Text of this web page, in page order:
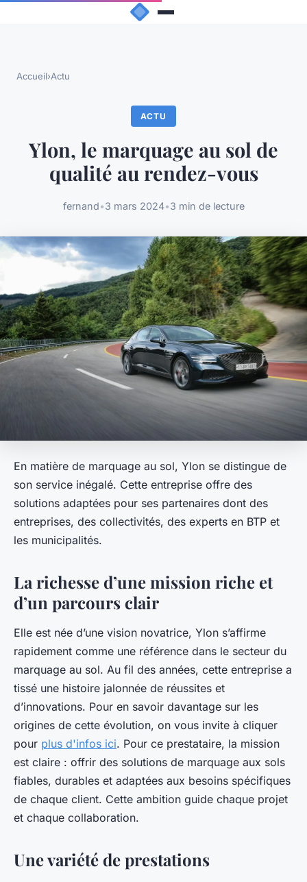
Accueil›Actu
ACTU
Ylon, le marquage au sol de
qualité au rendez-vous
fernand•3 mars 2024•3 min de lecture
En matière de marquage au sol, Ylon se distingue de
son service inégalé. Cette entreprise offre des
solutions adaptées pour ses partenaires dont des
entreprises, des collectivités, des experts en BTP et
les municipalités.
La richesse d’une mission riche et
d’un parcours clair
Elle est née d’une vision novatrice, Ylon s’affirme
rapidement comme une référence dans le secteur du
marquage au sol. Au fil des années, cette entreprise a
tissé une histoire jalonnée de réussites et
d’innovations. Pour en savoir davantage sur les
origines de cette évolution, on vous invite à cliquer
pour plus d'infos ici. Pour ce prestataire, la mission
est claire : offrir des solutions de marquage aux sols
fiables, durables et adaptées aux besoins spécifiques
de chaque client. Cette ambition guide chaque projet
et chaque collaboration.
Une variété de prestations